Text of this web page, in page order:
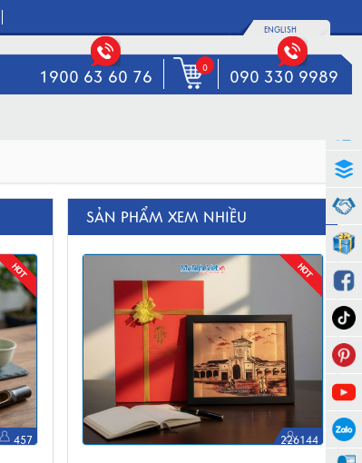
ENGLISH
1900 63 60 76 0 090 330 9989
457
SẢN PHẨM XEM NHIỀU
226144